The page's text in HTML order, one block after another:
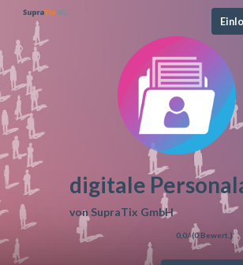
digitale
von SupraTix GmbH
0,0/ (0Bewert.)